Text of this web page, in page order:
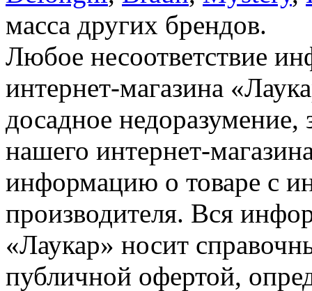
масса других брендов.
Любое несоответствие
интернет-магазина
досадное недоразумение,
нашего интернет-
информацию о товаре с
производителя. Вся
«Лаукар» носит
публичной офертой,